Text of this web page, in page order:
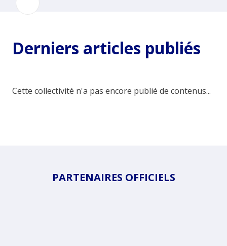
Derniers articles publiés
Cette collectivité n'a pas encore publié de contenus...
PARTENAIRES OFFICIELS